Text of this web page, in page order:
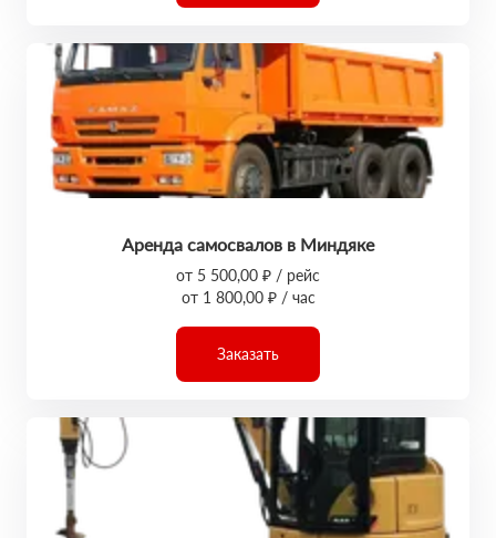
Аренда самосвалов в Миндяке
от 5 500,00 ₽ / рейс
от 1 800,00 ₽ / час
Заказать